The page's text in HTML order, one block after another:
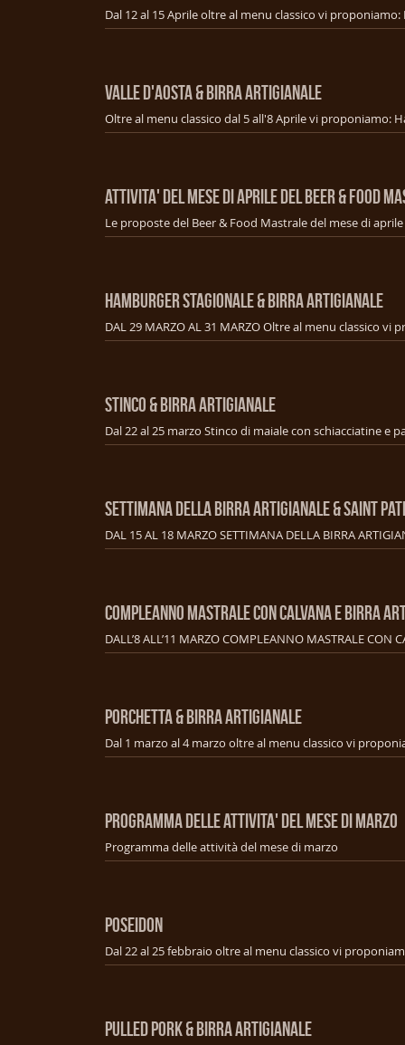
VALLE D'AOSTA & BIRRA ARTIGIANALE
ATTIVITA' DEL MESE DI APRILE DEL BEER & FOOD
HAMBURGER STAGIONALE & BIRRA ARTIGIANALE
STINCO & BIRRA ARTIGIANALE
SETTIMANA DELLA BIRRA ARTIGIANALE & SAINT
COMPLEANNO MASTRALE CON CALVANA E BIRRA
PORCHETTA & BIRRA ARTIGIANALE
PROGRAMMA DELLE ATTIVITA' DEL MESE DI MARZO
Programma delle attività del mese di marzo
POSEIDON
PULLED PORK & BIRRA ARTIGIANALE